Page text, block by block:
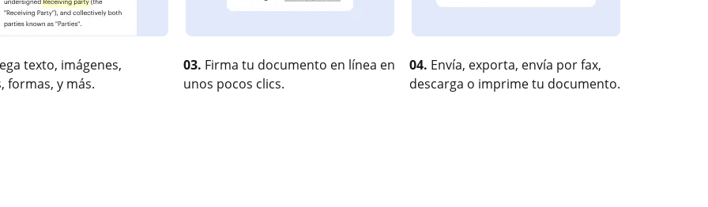
texto, imágenes,
formas, y más.
03. Firma tu documento en línea en
unos pocos clics.
04. Envía, exporta, envía por fax,
descarga o imprime tu documento.